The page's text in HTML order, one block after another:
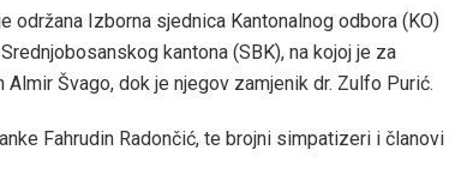
održana Izborna sjednica Kantonalnog odbora (KO)
kantona (SBK), na kojoj je za
Švago, dok je njegov zamjenik dr. Zulfo Purić.
Fahrudin Radončić, te brojni simpatizeri i članovi